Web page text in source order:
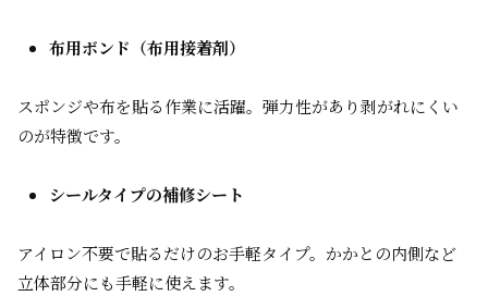
布用ボンド（布用接着剤）
スポンジや布を貼る作業に活躍。弾力性があり剥がれにくい
のが特徴です。
シールタイプの補修シート
アイロン不要で貼るだけのお手軽タイプ。かかとの内側など
立体部分にも手軽に使えます。